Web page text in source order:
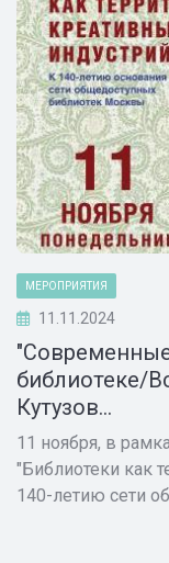
МЕРОПРИЯТИЯ
11.11.2024
библиотеке/
Кутузов...
11 ноября, в
"Библиотеки как
140-летию сети